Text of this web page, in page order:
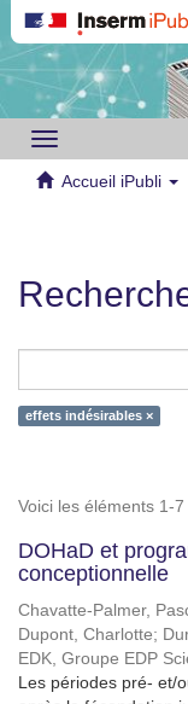
Toggle
navigation
Accueil iPubli
effets indésirables ×
Voici les éléments 1-7
DOHaD et
conceptionnelle
Chavatte-Palmer,
Dupont, Charlotte;
EDK, Groupe EDP
Les périodes pré- et/